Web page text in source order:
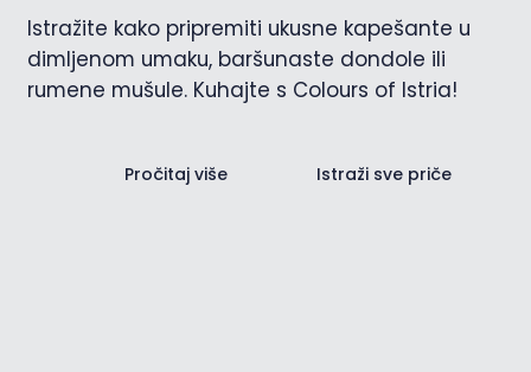
Istražite kako pripremiti ukusne kapešante u
dimljenom umaku, baršunaste dondole ili
rumene mušule. Kuhajte s Colours of Istria!
Pročitaj više Istraži sve priče